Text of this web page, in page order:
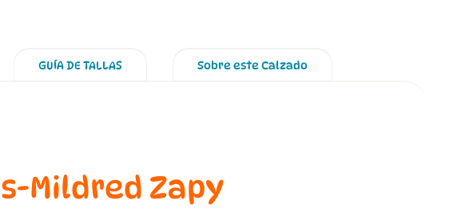
GUÍA DE TALLAS Sobre este Calzado
Mildred Zapy